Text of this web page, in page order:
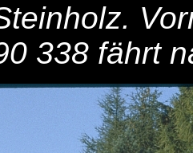
338 fährt